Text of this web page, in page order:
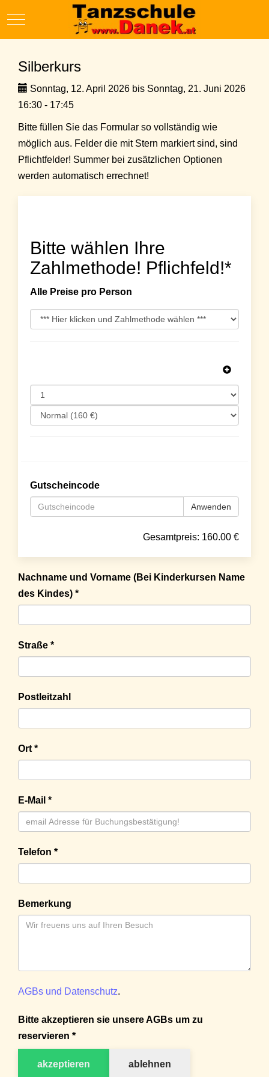
Mobile Menu Toggle
Silberkurs
Sonntag, 12. April 2026 bis Sonntag, 21. Juni 2026
16:30 - 17:45
Bitte füllen Sie das Formular so vollständig wie
möglich aus. Felder die mit Stern markiert sind, sind
Pflichtfelder! Summer bei zusätzlichen Optionen
werden automatisch errechnet!
Bitte wählen Ihre
Zahlmethode! Pflichfeld!*
Alle Preise pro Person
Gutscheincode
Anwenden
Gesamtpreis: 160.00 €
Nachname und Vorname (Bei Kinderkursen Name
des Kindes) *
Straße *
Postleitzahl
Ort *
E-Mail *
Telefon *
Bemerkung
AGBs und Datenschutz.
Bitte akzeptieren sie unsere AGBs um zu
reservieren *
akzeptieren ablehnen